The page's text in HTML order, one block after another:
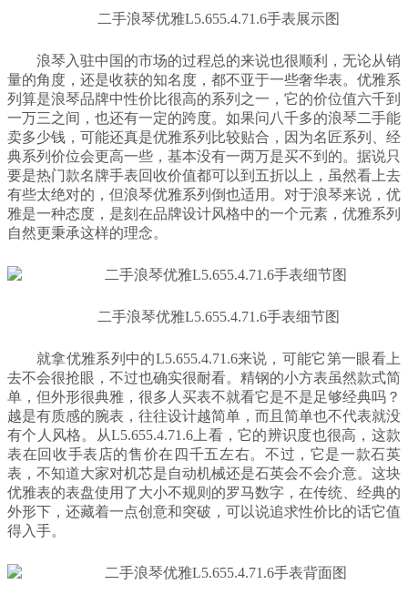
二手浪琴优雅L5.655.4.71.6手表展示图
浪琴入驻中国的市场的过程总的来说也很顺利，无论从销
量的角度，还是收获的知名度，都不亚于一些奢华表。优雅系
列算是浪琴品牌中性价比很高的系列之一，它的价位值六千到
一万三之间，也还有一定的跨度。如果问八千多的浪琴二手能
卖多少钱，可能还真是优雅系列比较贴合，因为名匠系列、经
典系列价位会更高一些，基本没有一两万是买不到的。据说只
要是热门款名牌手表回收价值都可以到五折以上，虽然看上去
有些太绝对的，但浪琴优雅系列倒也适用。对于浪琴来说，优
雅是一种态度，是刻在品牌设计风格中的一个元素，优雅系列
自然更秉承这样的理念。
二手浪琴优雅L5.655.4.71.6手表细节图
就拿优雅系列中的L5.655.4.71.6来说，可能它第一眼看上
去不会很抢眼，不过也确实很耐看。精钢的小方表虽然款式简
单，但外形很典雅，很多人买表不就看它是不是足够经典吗？
越是有质感的腕表，往往设计越简单，而且简单也不代表就没
有个人风格。从L5.655.4.71.6上看，它的辨识度也很高，这款
表在回收手表店的售价在四千五左右。不过，它是一款石英
表，不知道大家对机芯是自动机械还是石英会不会介意。这块
优雅表的表盘使用了大小不规则的罗马数字，在传统、经典的
外形下，还藏着一点创意和突破，可以说追求性价比的话它值
得入手。